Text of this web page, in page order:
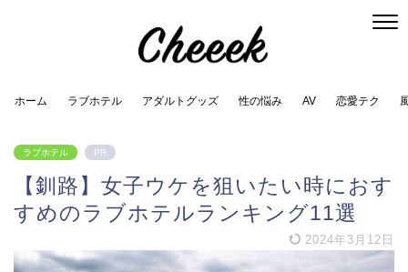
ホーム ラブホテル アダルトグッズ 性の悩み AV 恋愛テク
ラブホテル PR
【釧路】女子ウケを狙いたい時におす
すめのラブホテルランキング11選
2024年3月12日